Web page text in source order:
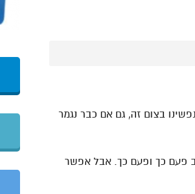
בצום זה, גם אם כבר נגמר
פעם כך ופעם כך. אבל אפשר